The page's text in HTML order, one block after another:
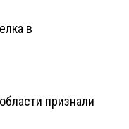
в
признали